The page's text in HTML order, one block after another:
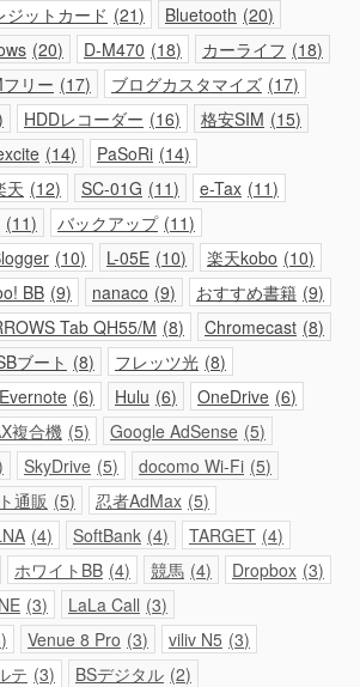
ジットカード 21 Bluetooth 20
20 D-M470 18 カーライフ
18
リー 17 ブログカスタマイズ 17
HDDレコーダー 16 格安SIM 15
14 PaSoRi 14
天 12 SC-01G 11 e-Tax 11
11 バックアップ 11
10 L-05E 10 楽天kobo 10
BB 9 nanaco 9 おすすめ書籍 9
Tab QH55/M 8 Chromecast 8
ブート 8 フレッツ光 8
Evernote 6 Hulu 6 OneDrive 6
複合機 5 Google AdSense 5
SkyDrive 5 docomo Wi-Fi 5
通販 5 忍者AdMax 5
4 SoftBank 4 TARGET 4
ホワイトBB 4 競馬 4 Dropbox 3
3 LaLa Call 3
Venue 8 Pro 3 viliv N5 3
テ 3 BSデジタル 2